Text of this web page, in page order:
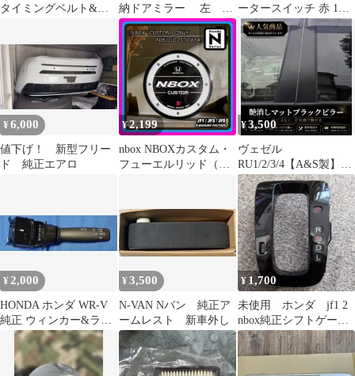
タイミングベルト&テ
納ドアミラー 左
NH700M
ータースイッチ 赤 1カ
プラ9P
¥6,000
値下げ！ 新型フリー
ド 純正エアロ
¥2,199
nbox NBOXカスタム・
フューエルリッド（給
¥3,500
ヴェゼル
RU1/2/3/4【A&S製】艶
消しマットブラックピ
ラー 4枚セット
¥ 2,000
HONDA ホンダ WR-V
純正 ウィンカー&ライ
トスイッチレバー
¥3,500
N-VAN Nバン 純正ア
ームレスト 新車外し
¥1,700
未使用 ホンダ jf1 2
nbox純正シフトゲート
パネル